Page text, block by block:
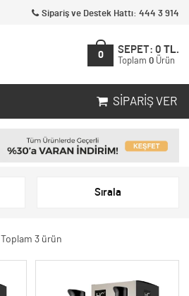
Sipariş ve Destek Hattı: 444 3 914
0
SEPET: 0 TL.
Toplam 0 Ürün
SIPARIŞ VER
Sırala
Toplam 3 ürün